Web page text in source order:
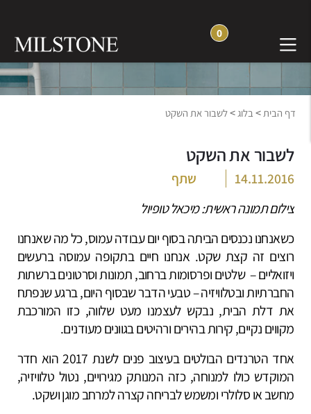
0
בלוג חוויה והשראה
דף הבית> בלוג>לשבור את השקט
לשבור את השקט
14.11.2016
שתף
צילום תמונה ראשית: מיכאל טופיול
כשאנחנו נכנסים הביתה בסוף יום עבודה עמוס, כל מה שאנחנו
רוצים זה קצת שקט. אנחנו חיים בתקופה עמוסה ברעשים
ויזואליים – שלטים ופרסומות ברחוב, תמונות וסרטונים ברשתות
החברתיות ובטלוויזיה – טבעי הדבר שבסוף היום, ברגע שנפתח
את דלת הבית, נבקש לעצמנו מעט שלווה, כזו המורכבת
מקווים נקיים, קירות בהירים ורהיטים בגוונים מעודנים.
אחד הטרנדים הבולטים בעיצוב פנים לשנת 2017 הוא חדר
המוקדש כולו למנוחה, כזה המנותק מגירויים, נטול טלוויזיה,
מחשב או סלולרי ומשמש לבריחה קצרה למרחב מוגן ושקט.